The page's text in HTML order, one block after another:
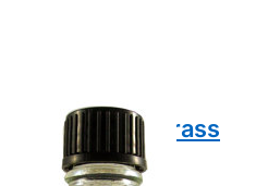
Duftöl Cut Grass
Duftöl Cut Grass